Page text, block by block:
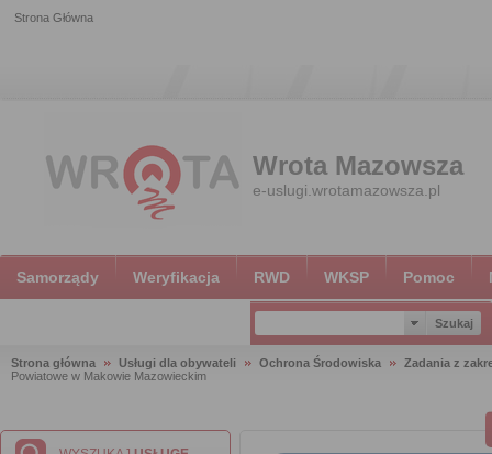
Strona Główna
Wrota Mazowsza
e-uslugi.wrotamazowsza.pl
Samorządy Weryfikacja RWD WKSP Pomoc
Strona główna Usługi dla obywateli Ochrona Środowiska
Zadania z
Powiatowe w Makowie Mazowieckim